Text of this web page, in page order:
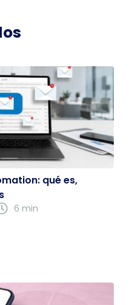
qué es,
6 min